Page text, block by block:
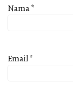
Nama*
Email*